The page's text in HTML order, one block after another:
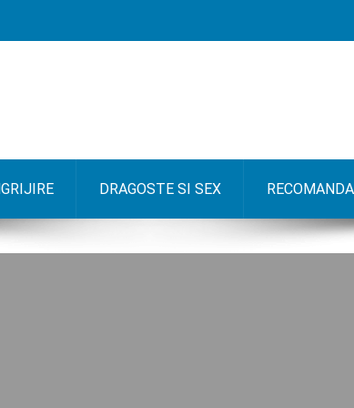
DRAGOSTE SI SEX